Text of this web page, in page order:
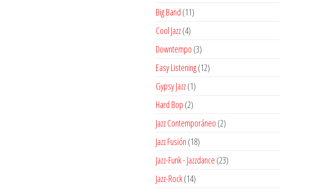
producto
Big Band 1111
Cool Jazz 44
productos
Downtempo 33
productos
Easy Listening 1212
Gypsy Jazz 11
Hard Bop 22
productos
Jazz Contemporáneo 22
Jazz Fusión 1818
productos
Jazz-Funk - Jazzdance 2323
Jazz-Rock 1414